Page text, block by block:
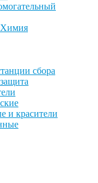
Химия
сбора
и красители